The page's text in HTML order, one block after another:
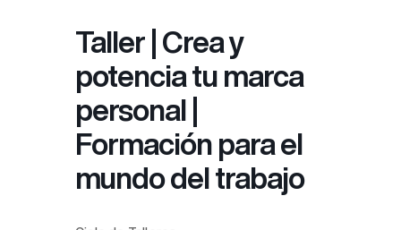
Taller | Crea y
potencia tu marca
personal |
Formación para el
mundo del trabajo